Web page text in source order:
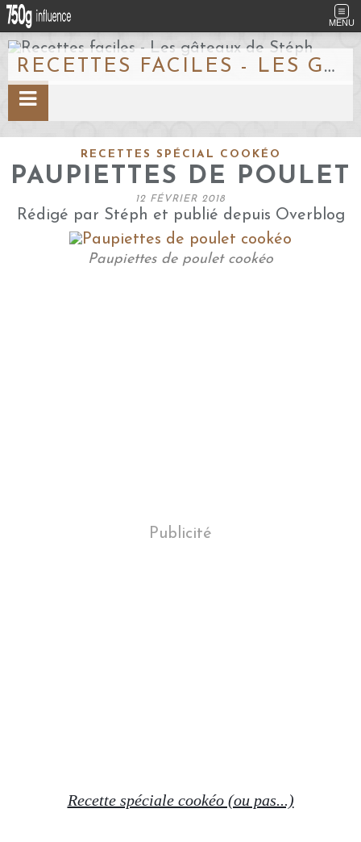
MENU
RECETTES FACILES - LES GÂTEAUX DE STÉPH
RECETTES SPÉCIAL COOKÉO
PAUPIETTES DE POULET
12 FÉVRIER 2018
Rédigé par Stéph et publié depuis Overblog
Paupiettes de poulet cookéo
Publicité
Recette spéciale cookéo (ou pas...)